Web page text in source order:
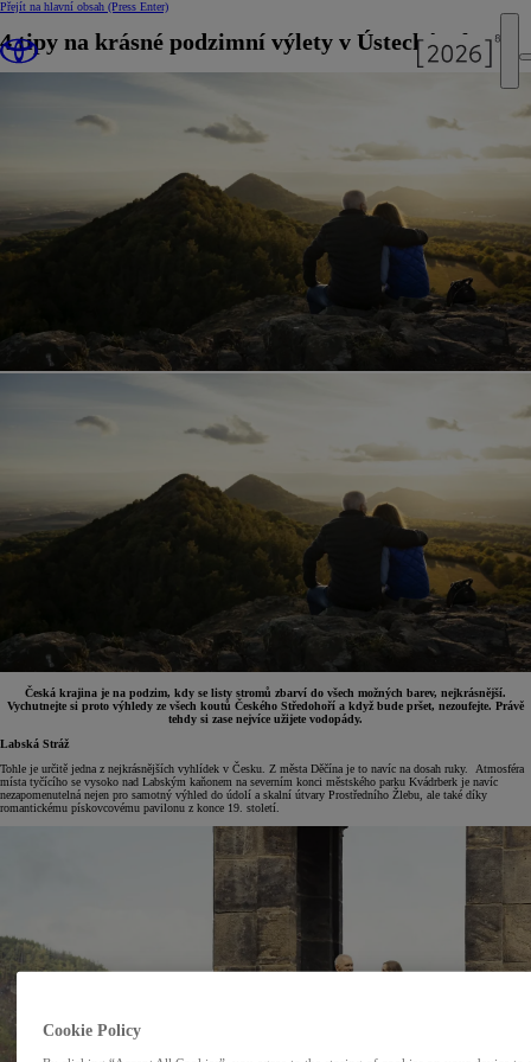
Přejít na hlavní obsah (Press Enter)
4 tipy na krásné podzimní výlety v Ústeckém kraji
Česká krajina je na podzim, kdy se listy stromů zbarví do všech možných barev, nejkrásnější.
Vychutnejte si proto výhledy ze všech koutů Českého Středohoří a když bude pršet, nezoufejte. Právě
tehdy si zase nejvíce užijete vodopády.
Labská Stráž
Tohle je určitě jedna z nejkrásnějších vyhlídek v Česku. Z města Děčína je to navíc na dosah ruky. Atmosféra
místa tyčícího se vysoko nad Labským kaňonem na severním konci městského parku Kvádrberk je navíc
nezapomenutelná nejen pro samotný výhled do údolí a skalní útvary Prostředního Žlebu, ale také díky
romantickému pískovcovému pavilonu z konce 19. století.
Cookie Policy